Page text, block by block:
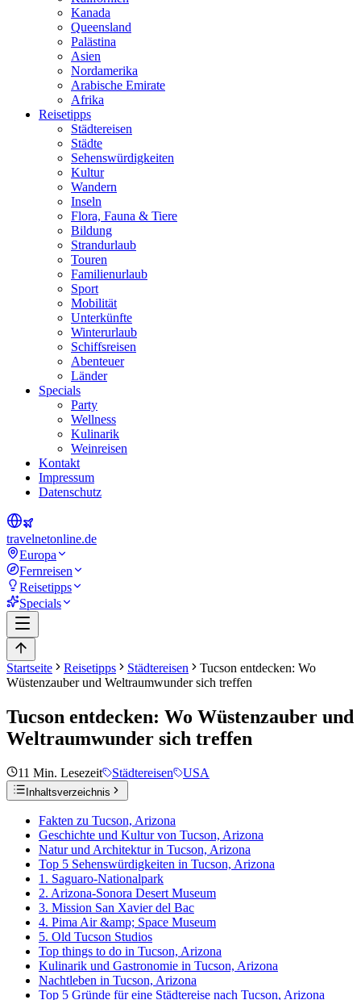
Kanada
Queensland
Palästina
Asien
Nordamerika
Arabische Emirate
Afrika
Reisetipps
Städtereisen
Städte
Sehenswürdigkeiten
Kultur
Wandern
Inseln
Flora, Fauna & Tiere
Bildung
Strandurlaub
Touren
Familienurlaub
Sport
Mobilität
Unterkünfte
Winterurlaub
Schiffsreisen
Abenteuer
Länder
Specials
Party
Wellness
Kulinarik
Weinreisen
Kontakt
Impressum
Datenschutz
travelnetonline.de
Europa
Fernreisen
Reisetipps
Specials
Startseite Reisetipps Städtereisen
Tucson entdecken: Wo
Wüstenzauber und Weltraumwunder sich treffen
Tucson entdecken: Wo Wüstenzauber und
Weltraumwunder sich treffen
11 Min. Lesezeit Städtereisen USA
Inhaltsverzeichnis
Fakten zu Tucson, Arizona
Geschichte und Kultur von Tucson, Arizona
Natur und Architektur in Tucson, Arizona
Top 5 Sehenswürdigkeiten in Tucson, Arizona
1. Saguaro-Nationalpark
2. Arizona-Sonora Desert Museum
3. Mission San Xavier del Bac
4. Pima Air &amp; Space Museum
5. Old Tucson Studios
Top things to do in Tucson, Arizona
Kulinarik und Gastronomie in Tucson, Arizona
Nachtleben in Tucson, Arizona
Top 5 Gründe für eine Städtereise nach Tucson, Arizona